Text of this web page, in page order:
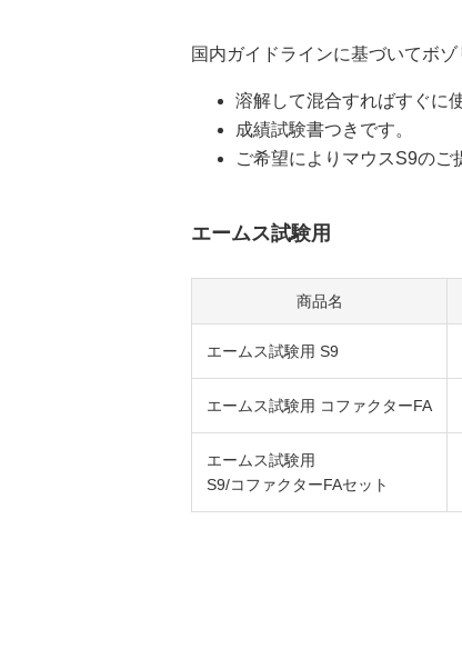
国内ガイドラインに基づいてボ
溶解して混合すればすぐに
成績試験書つきです。
ご希望によりマウスS9のご
エームス試験用
商品名
エームス試験用 S9
エームス試験用 コファクターFA
エームス試験用
S9/コファクターFAセット